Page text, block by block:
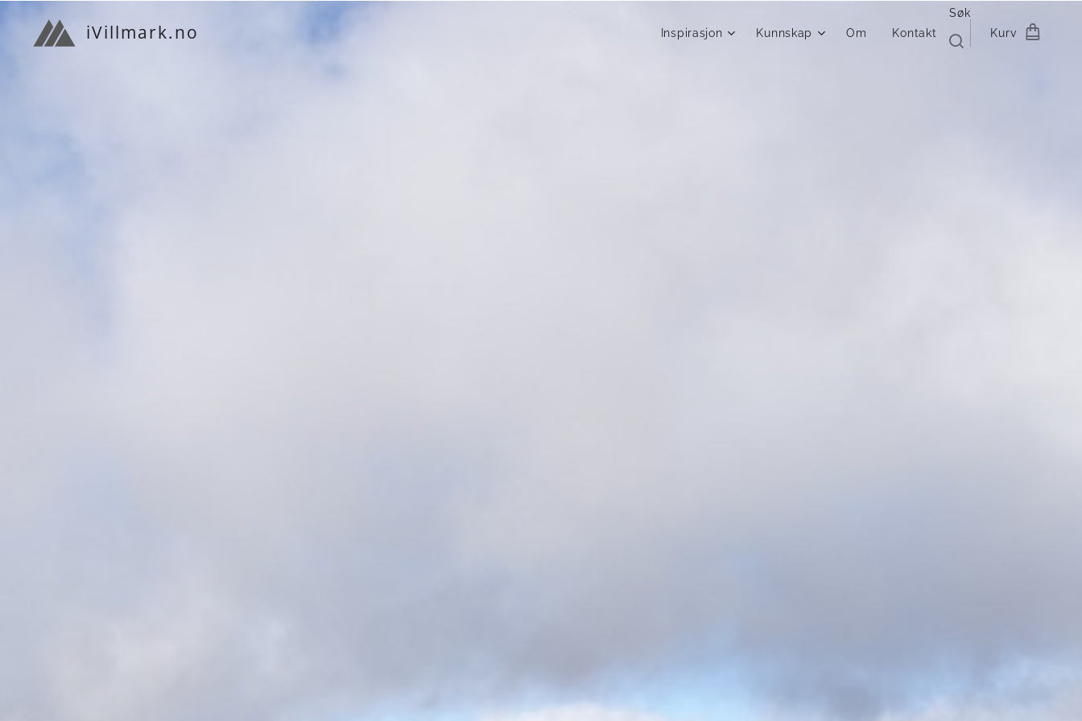
iVillmark.no Inspirasjon Kunnskap Om Kontakt
Søk
Kurv